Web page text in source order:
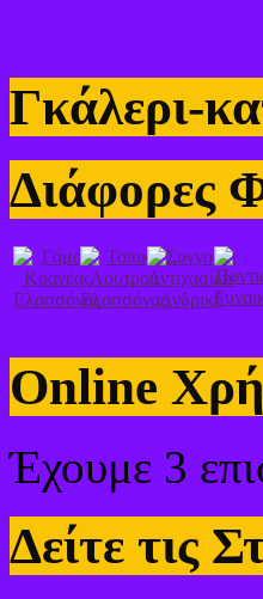
Γκάλερι-
Διάφορες
Online
Έχουμε 3
Δείτε τις